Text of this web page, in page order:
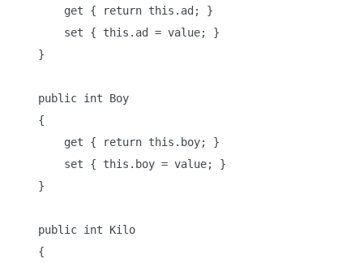
        get { return this.ad; }
        set { this.ad = value; }
    }
    public int Boy
    {
        get { return this.boy; }
        set { this.boy = value; }
    }
    public int Kilo
    {